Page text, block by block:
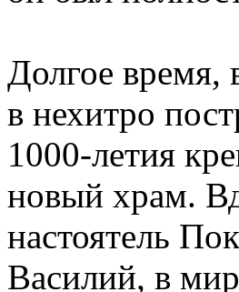
Долгое время,
в нехитро
1000-летия
новый храм.
настоятель
Василий, в